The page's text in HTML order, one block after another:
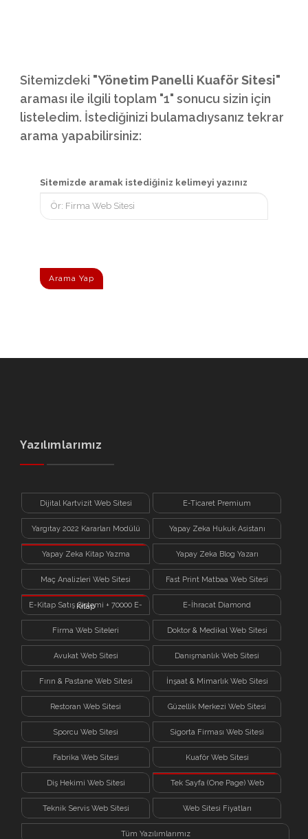
Sitemizdeki "Yönetim Panelli Kuaför Sitesi"
araması ile ilgili toplam "1" sonucu sizin için
listeledim. İstediğinizi bulamadıysanız tekrar
arama yapabilirsiniz:
Sitemizde aramak istediğiniz kelimeyi yazınız
Arama Yap
Yazılımlarımız
Dijital Kartvizit Web Sitesi E-Ticaret Premium
Yargıtay 2022 Kararları Modülü Yapay Zeka Hukuk Asistanı
Yapay Zeka Kitap Yazma
Sistemi
Yapay Zeka Blog Yazarı
Maç Analizleri Web Sitesi Fast Print Matbaa Web Sitesi
E-Kitap Satış Sistemi + 70000 E-
Kitap
E-İhracat Diamond
Firma Web Siteleri Doktor & Medikal Web Sitesi
Avukat Web Sitesi Danışmanlık Web Sitesi
Fırın & Pastane Web Sitesi İnşaat & Mimarlık Web Sitesi
Restoran Web Sitesi Güzellik Merkezi Web Sitesi
Sporcu Web Sitesi Sigorta Firması Web Sitesi
Fabrika Web Sitesi Kuaför Web Sitesi
Diş Hekimi Web Sitesi Tek Sayfa (One Page) Web
Sitesi
Teknik Servis Web Sitesi Web Sitesi Fiyatları
Tüm Yazılımlarımız